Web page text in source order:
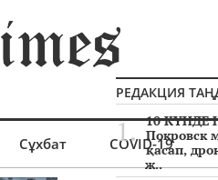
Сұхбат COVID-19
РЕДАКЦИЯ
10 КҮНДЕ
Покровск
қасап,
ж..